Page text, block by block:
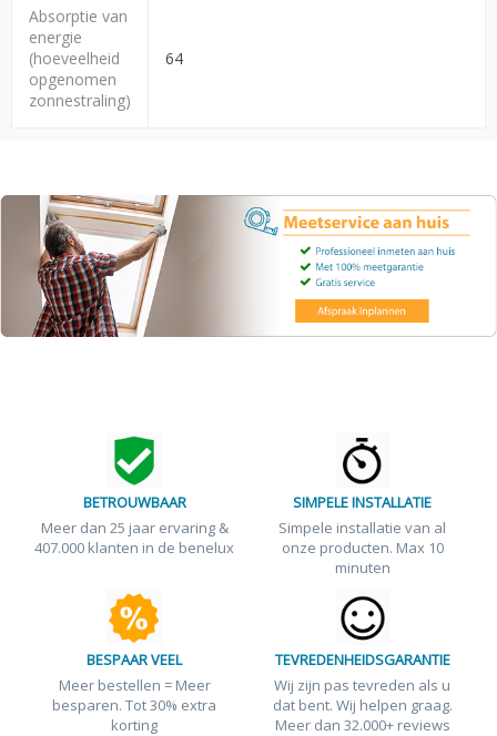
Absorptie van
energie
(hoeveelheid
opgenomen
zonnestraling)
64
BETROUWBAAR
Meer dan 25 jaar ervaring &
407.000 klanten in de benelux
SIMPELE INSTALLATIE
Simpele installatie van al
onze producten. Max 10
minuten
BESPAAR VEEL
Meer bestellen = Meer
besparen. Tot 30% extra
korting
TEVREDENHEIDSGARANTIE
Wij zijn pas tevreden als u
dat bent. Wij helpen graag.
Meer dan 32.000+ reviews